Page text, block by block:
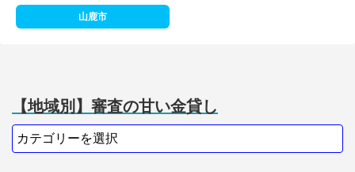
山鹿市
【地域別】審査の甘い金貸し